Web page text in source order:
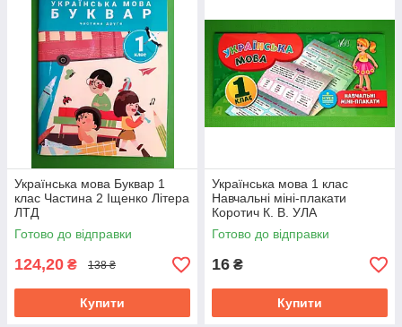
Українська мова Буквар 1
клас Частина 2 Іщенко Літера
ЛТД
Готово до відправки
124,20 ₴ 138 ₴
Купити
Українська мова 1 клас
Навчальні міні-плакати
Коротич К. В. УЛА
Готово до відправки
16 ₴
Купити